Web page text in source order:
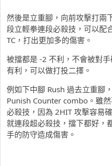
然後是立重腳，向前攻擊打兩
段立輕拳連段必殺技，可以配
TC，打出更加多的傷害。
被擋都是 -2 不利，不會被對
有利，可以做打投二擇。
例如下中腳 Rush 過去立重腳
Punish Counter combo。雖
必殺技，因為 2HIT 攻擊容易
就連段超必殺技，擋下都好，
手的防守造成傷害。